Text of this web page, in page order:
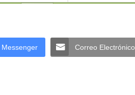
Messenger Correo Electrónico